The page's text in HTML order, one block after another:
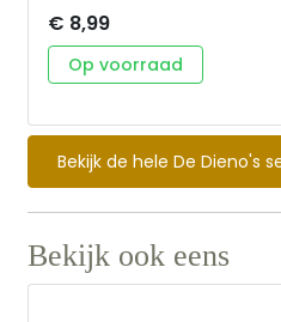
dierenthema's: kikkers en
oorlogsoverblijfselen als
in de serie 'Dieren in nood' *
€ 8,99
Op voorraad
Bekijk de hele De Dieno's
Bekijk ook eens